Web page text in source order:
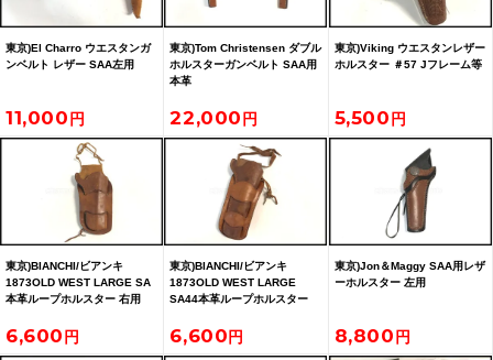
東京)El Charro ウエスタンガ
ンベルト レザー SAA左用
11,000
東京)Tom Christensen ダブル
ホルスターガンベルト SAA用
本革
22,000
東京)Viking ウエスタンレザー
ホルスター ＃57 Jフレーム等
5,500
東京)BIANCHI/ビアンキ
1873OLD WEST LARGE SA
本革ループホルスター 右用
6,600
東京)BIANCHI/ビアンキ
1873OLD WEST LARGE
SA44本革ループホルスター
6,600
東京)Jon＆Maggy SAA用レザ
ーホルスター 左用
8,800